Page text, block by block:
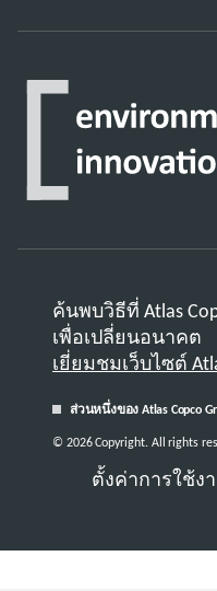
ค้นพบวิธีที่ Atlas
เพื่อเปลี่ยนอนาคต
เยี่ยมชมเว็บไซต์
ส่วนหนึ่งของ Atlas Copco
ตั้งค่าการใช้ง
© 2026 Copyright. All rights